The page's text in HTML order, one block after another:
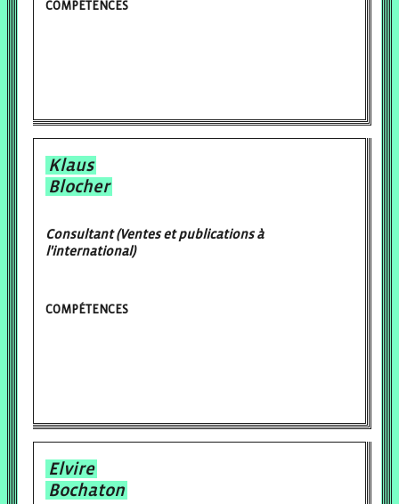
COMPÉTENCES
Klaus
Blocher
Consultant (Ventes et publications à
l'international)
COMPÉTENCES
Elvire
Bochaton